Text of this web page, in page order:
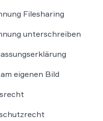
Filesharing
unterschreiben
eigenen Bild